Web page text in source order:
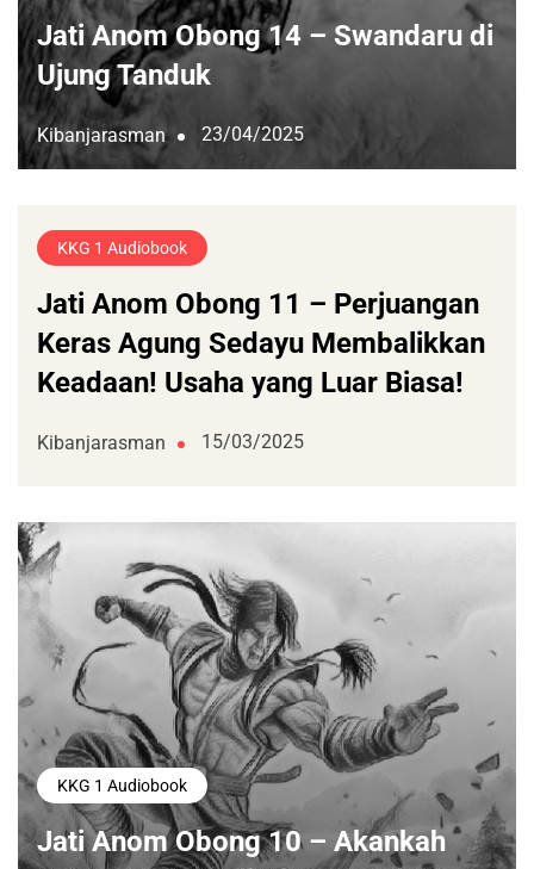
Jati Anom Obong 14 – Swandaru di
Ujung Tanduk
Kibanjarasman 23/04/2025
KKG 1 Audiobook
Jati Anom Obong 11 – Perjuangan
Keras Agung Sedayu Membalikkan
Keadaan! Usaha yang Luar Biasa!
Kibanjarasman 15/03/2025
KKG 1 Audiobook
Jati Anom Obong 10 – Akankah